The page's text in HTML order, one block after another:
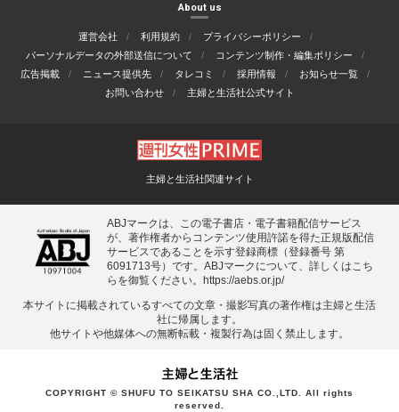
About us
運営会社 利用規約
プライバシーポリシー
パーソナルデータの外部送信について
コンテンツ制作・編集ポリシー
広告掲載
ニュース提供先 タレコミ 採用情報
お知らせ一覧
お問い合わせ
主婦と生活社公式サイト
主婦と生活社関連サイト
ABJマークは、この電子書店・電子書籍配信サービス
が、著作権者からコンテンツ使用許諾を得た正規版配信
サービスであることを示す登録商標（登録番号 第
6091713号）です。ABJマークについて、詳しくはこち
らを御覧ください。 https://aebs.or.jp/
本サイトに掲載されているすべての⽂章・撮影写真の著作権は主婦と⽣活
社に帰属します。
他サイトや他媒体への無断転載・複製⾏為は固く禁⽌します。
COPYRIGHT © SHUFU TO SEIKATSU SHA CO.,LTD. All rights
reserved.